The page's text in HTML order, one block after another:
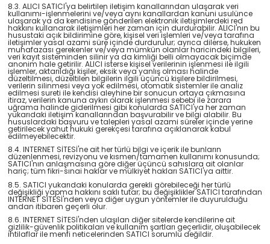
8.3. ALICI SATICI'ya belirtilen iletişim kanallarından ulaşarak veri
kullanımı-işlenmelerini ve/veya aynı kanallardan kanuni usulünce
ulaşarak ya da kendisine gönderilen elektronik iletişimlerdeki red
hakkını kullanarak iletişimleri her zaman için durdurabilir. ALICI'nın bu
husustaki açık bildirimine göre, kişisel veri işlemleri ve/veya tarafına
iletişimler yasal azami süre içinde durdurulur; ayrıca dilerse, hukuken
muhafazası gerekenler ve/veya mümkün olanlar haricindeki bilgileri,
veri kayıt sisteminden silinir ya da kimliği belli olmayacak biçimde
anonim hale getirilir. ALICI isterse kişisel verilerinin işlenmesi ile ilgili
işlemler, aktarıldığı kişiler, eksik veya yanlış olması halinde
düzeltilmesi, düzeltilen bilgilerin ilgili üçüncü kişilere bildirilmesi,
verilerin silinmesi veya yok edilmesi, otomatik sistemler ile analiz
edilmesi sureti ile kendisi aleyhine bir sonucun ortaya çıkmasına
itiraz, verilerin kanuna aykırı olarak işlenmesi sebebi ile zarara
uğrama halinde giderilmesi gibi konularda SATICI'ya her zaman
yukarıdaki iletişim kanallarından başvurabilir ve bilgi alabilir. Bu
hususlardaki başvuru ve talepleri yasal azami süreler içinde yerine
getirilecek yahut hukuki gerekçesi tarafına açıklanarak kabul
edilmeyebilecektir.
8.4. INTERNET SİTESİ'ne ait her türlü bilgi ve içerik ile bunların
düzenlenmesi, revizyonu ve kısmen/tamamen kullanımı konusunda;
SATICI'nın anlaşmasına göre diğer üçüncü sahıslara ait olanlar
hariç; tüm fikri-sınai haklar ve mülkiyet hakları SATICI'ya aittir.
8.5. SATICI yukarıdaki konularda gerekli görebileceği her türlü
değişikliği yapma hakkını saklı tutar; bu değişiklikler SATICI tarafından
INTERNET SİTESİ'nden veya diğer uygun yöntemler ile duyurulduğu
andan itibaren geçerli olur.
8.6. INTERNET SİTESİ'nden ulaşılan diğer sitelerde kendilerine ait
gizlilik-güvenlik politikaları ve kullanım şartları geçerlidir, oluşabilecek
ihtilaflar ile menfi neticelerinden SATICI sorumlu değildir.